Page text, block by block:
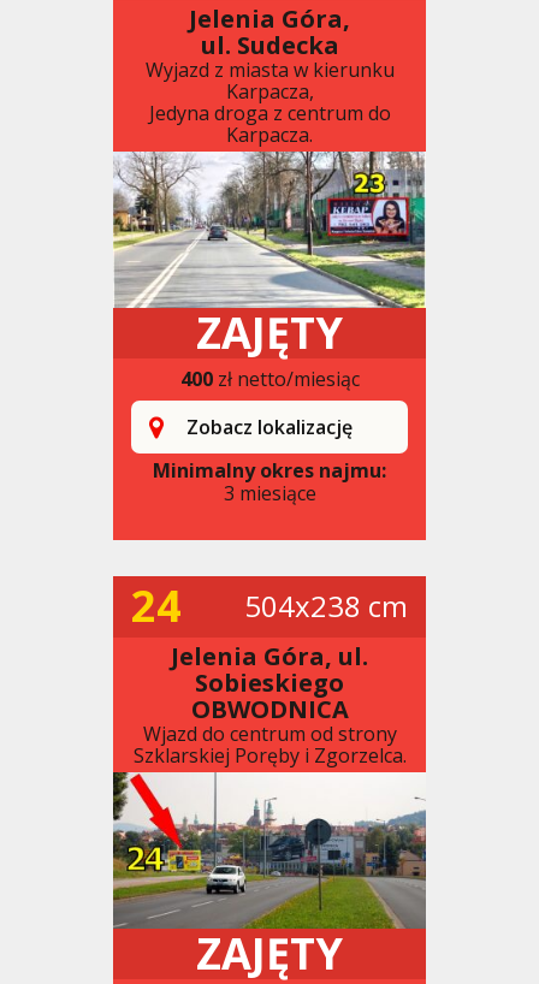
Jelenia Góra,
ul. Sudecka
Wyjazd z miasta w kierunku
Karpacza,
Jedyna droga z centrum do
Karpacza.
ZAJĘTY
400zł netto/miesiąc
Zobacz lokalizację
Minimalny okres najmu:
3 miesiące
24 504x238 cm
Jelenia Góra, ul.
Sobieskiego
OBWODNICA
Wjazd do centrum od strony
Szklarskiej Poręby i Zgorzelca.
ZAJĘTY